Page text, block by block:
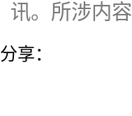
讯。所涉内
分享：